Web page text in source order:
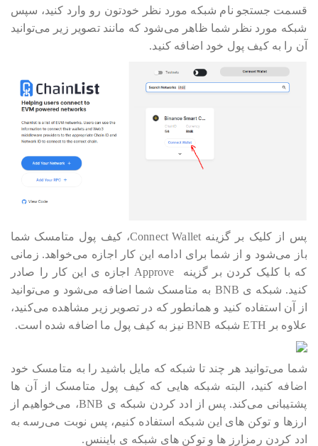
قسمت جستجو نام شبکه مورد نظر خودتون رو وارد کنید، سپس
شبکه مورد نظر شما ظاهر می‎‎‎‎‎‎شود که مانند تصویر زیر می‎‎‎‎‎‎توانید
آن را به کیف پول خود اضافه کنید.
پس از کلیک بر گزینه Connect Wallet، کیف پول متامسک شما
باز می‎‎‎‎‎‎شود و از شما برای ادامه این کار اجازه می‎‎‎‎‎‎خواهد. زمانی
که با کلیک کردن بر گزینه Approve اجازه ی این کار را صادر
کنید. شبکه ی BNB به متامسک شما اضافه می‎‎‎‎‎‎شود و می‎‎‎‎‎‎توانید
از آن استفاده کنید و همانطور که در تصویر زیر مشاهده می‎‎‎‎‎‎کنید،
علاوه بر ETH شبکه BNB نیز به کیف پول ما اضافه شده است.
شما می‎‎‎‎‎‎توانید هر چند تا شبکه که مایل باشید را به متامسک خود
اضافه کنید، البته شبکه هایی که کیف پول متامسک از آن ها
پشتیبانی می‎‎‎‎‎‎کند. پس از ادد کردن شبکه ی BNB، می‎‎‎‎‎‎خواهیم از
ارزها و توکن های این شبکه استفاده کنیم، پس نوبت می‎‎‎‎‎‎رسه به
ادد کردن رمزارز ها و توکن های شبکه ی بایننس.